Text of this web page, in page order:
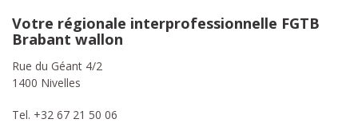
Votre régionale interprofessionnelle FGTB
Brabant wallon
Rue du Géant 4/2
1400 Nivelles
Tel. +32 67 21 50 06